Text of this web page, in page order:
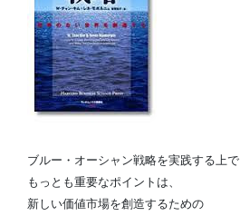
ブルー・オーシャン戦略を実践する上で
もっとも重要なポイントは、
新しい価値市場を創造するための